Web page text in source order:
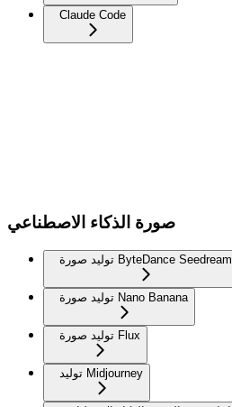
Claude Code
صورة الذكاء الاصطناعي
توليد صورة ByteDance Seedream
توليد صورة Nano Banana
توليد صورة Flux
توليد Midjourney